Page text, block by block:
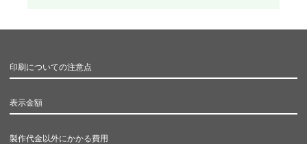
印刷についての注意点
表示金額
製作代金以外にかかる費用